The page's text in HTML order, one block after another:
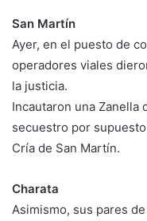
San Martín
Ayer, en el puesto de
operadores viales
la justicia.
Incautaron una Zanella
secuestro por
Cría de San Martín.
Charata
Asimismo, sus pares